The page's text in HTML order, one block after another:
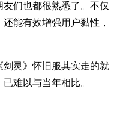
们也都很熟悉了。不仅
能有效增强用户黏性，
剑灵》怀旧服其实走的就
难以与当年相比。